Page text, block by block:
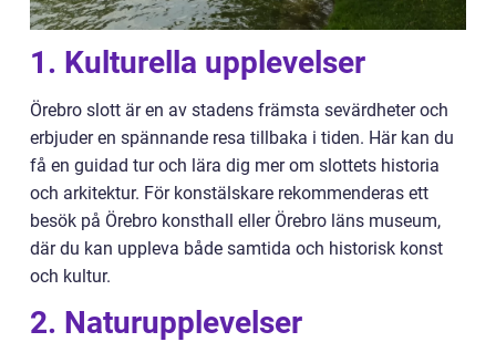
1. Kulturella upplevelser
Örebro slott är en av stadens främsta sevärdheter och
erbjuder en spännande resa tillbaka i tiden. Här kan du
få en guidad tur och lära dig mer om slottets historia
och arkitektur. För konstälskare rekommenderas ett
besök på Örebro konsthall eller Örebro läns museum,
där du kan uppleva både samtida och historisk konst
och kultur.
2. Naturupplevelser